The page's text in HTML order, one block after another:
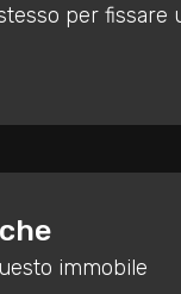
per
immobile